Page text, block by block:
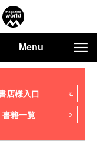
Menu
店様入口
書籍一覧